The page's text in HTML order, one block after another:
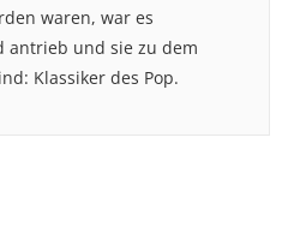
waren, war es
antrieb und sie zu dem
Klassiker des Pop.